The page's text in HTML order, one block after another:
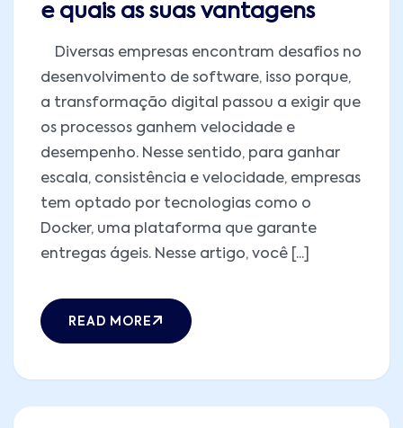
e quais as suas vantagens
Diversas empresas encontram desafios no
desenvolvimento de software, isso porque,
a transformação digital passou a exigir que
os processos ganhem velocidade e
desempenho. Nesse sentido, para ganhar
escala, consistência e velocidade, empresas
tem optado por tecnologias como o
Docker, uma plataforma que garante
entregas ágeis. Nesse artigo, você [...]
READ MORE